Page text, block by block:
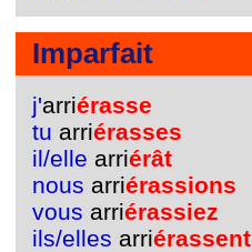
Imparfait
j'arriérasse
tu arriérasses
il/elle arriérât
nous arriérassions
vous arriérassiez
ils/elles arriérassent